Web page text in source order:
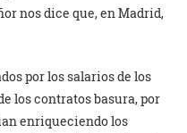
nos dice que, en Madrid,
por los salarios de los
los contratos basura, por
enriqueciendo los